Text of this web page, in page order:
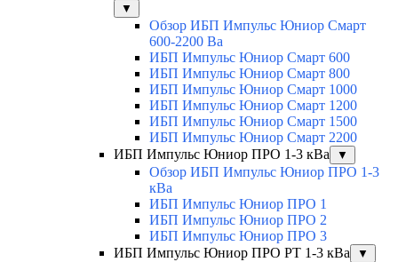
▼
Обзор ИБП Импульс Юниор Смарт
600-2200 Ва
ИБП Импульс Юниор Смарт 600
ИБП Импульс Юниор Смарт 800
ИБП Импульс Юниор Смарт 1000
ИБП Импульс Юниор Смарт 1200
ИБП Импульс Юниор Смарт 1500
ИБП Импульс Юниор Смарт 2200
ИБП Импульс Юниор ПРО 1-3 кВа
▼
Обзор ИБП Импульс Юниор ПРО 1-3
кВа
ИБП Импульс Юниор ПРО 1
ИБП Импульс Юниор ПРО 2
ИБП Импульс Юниор ПРО 3
ИБП Импульс Юниор ПРО РТ 1-3 кВа
▼